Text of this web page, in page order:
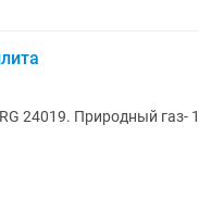
24019. Природный газ-